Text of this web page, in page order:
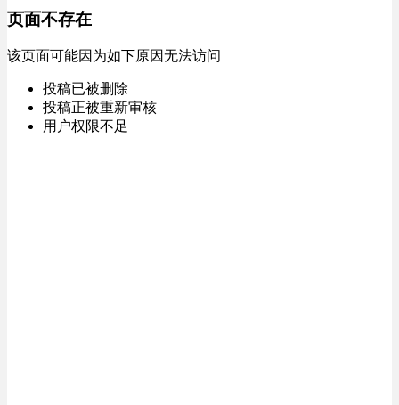
页面不存在
该页面可能因为如下原因无法访问
投稿已被删除
投稿正被重新审核
用户权限不足